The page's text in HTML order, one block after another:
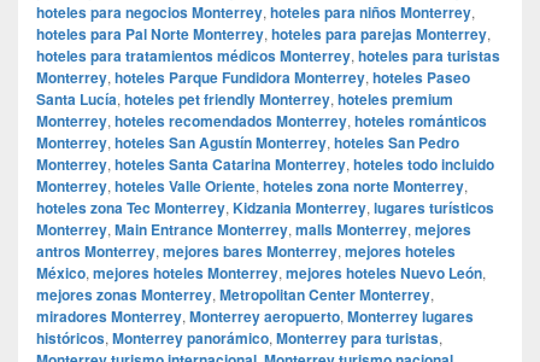
hoteles para negocios Monterrey, hoteles para niños Monterrey,
hoteles para Pal Norte Monterrey, hoteles para parejas Monterrey,
hoteles para tratamientos médicos Monterrey, hoteles para turistas
Monterrey, hoteles Parque Fundidora Monterrey, hoteles Paseo
Santa Lucía, hoteles pet friendly Monterrey, hoteles premium
Monterrey, hoteles recomendados Monterrey, hoteles románticos
Monterrey, hoteles San Agustín Monterrey, hoteles San Pedro
Monterrey, hoteles Santa Catarina Monterrey, hoteles todo incluido
Monterrey, hoteles Valle Oriente, hoteles zona norte Monterrey,
hoteles zona Tec Monterrey, Kidzania Monterrey, lugares turísticos
Monterrey, Main Entrance Monterrey, malls Monterrey, mejores
antros Monterrey, mejores bares Monterrey, mejores hoteles
México, mejores hoteles Monterrey, mejores hoteles Nuevo León,
mejores zonas Monterrey, Metropolitan Center Monterrey,
miradores Monterrey, Monterrey aeropuerto, Monterrey lugares
históricos, Monterrey panorámico, Monterrey para turistas,